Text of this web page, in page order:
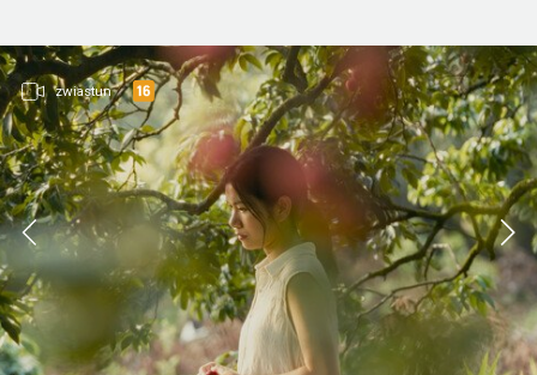
zwiastun